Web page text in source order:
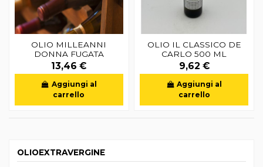
OLIO MILLEANNI
DONNA FUGATA
13,46 €
Aggiungi al
carrello
OLIO IL CLASSICO DE
CARLO 500 ML
9,62 €
Aggiungi al
carrello
OLIOEXTRAVERGINE